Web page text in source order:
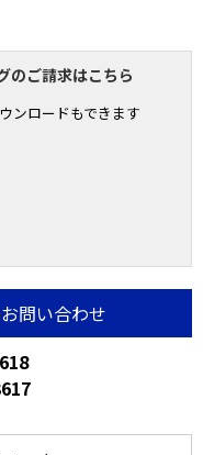
のご請求はこちら
ンロードもできます
問い合わせ